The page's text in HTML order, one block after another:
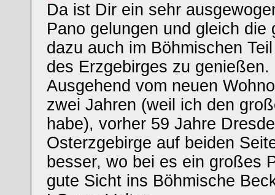
Da ist Dir ein sehr
Pano gelungen und gleich die
dazu auch im Böhmischen
des Erzgebirges zu genießen.
Ausgehend vom neuen
zwei Jahren (weil ich den
habe), vorher 59 Jahre
Osterzgebirge auf beiden
besser, wo bei es ein großes
gute Sicht ins Böhmische